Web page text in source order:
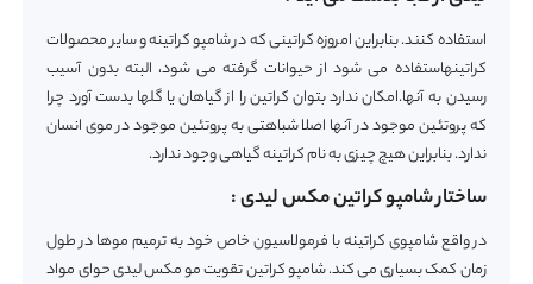
استفاده کنند. بنابراین امروزه کراتینی که در شامپو کراتینه و سایر محصولات
کراتینهاستفاده می شود از حیوانات گرفته می شود، البته بدون آسیب
رسیدن به آنها.امکان ندارد بتوان کراتین را از گیاهان یا گلها بدست آورد چرا
که پروتئین موجود در آنها اصلا شباهتی به پروتئین موجود در موی انسان
ندارد. بنابراین هیچ چیزی به نام کراتینه گیاهی وجود ندارد.
ساختار شامپو کراتین مکس لیدی :
در واقع شامپوی کراتینه با فرمولاسیون خاص خود به ترمیم موها در طول
زمان کمک بسیاری می کند. شامپو کراتین تقویت مو مکس لیدی حوای مواد